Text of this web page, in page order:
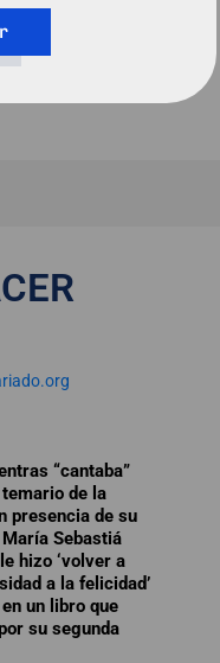
“cantaba”
de la
presencia de su
Sebastiá
hizo ‘volver a
a la felicidad’
un libro que
su segunda